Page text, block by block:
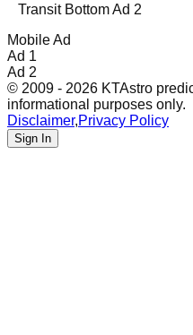
Transit Bottom Ad 2
Mobile Ad
Ad 1
Ad 2
© 2009 - 2026 KTAstro
informational purposes only.
Disclaimer,Privacy Policy
Sign In